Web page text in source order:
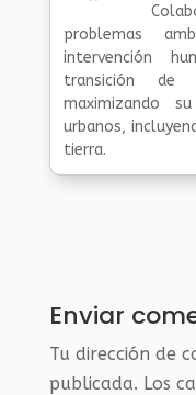
problemas
intervención
transición de
maximizando
urbanos,
tierra.
Enviar
Tu dirección de
publicada. Los